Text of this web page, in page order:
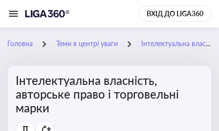
ВХІД ДО LIGA360
Головна Теми в центрі уваги Інтелектуальна власність, авторське право і торговельні марки
Інтелектуальна власність,
авторське право і торговельні
марки